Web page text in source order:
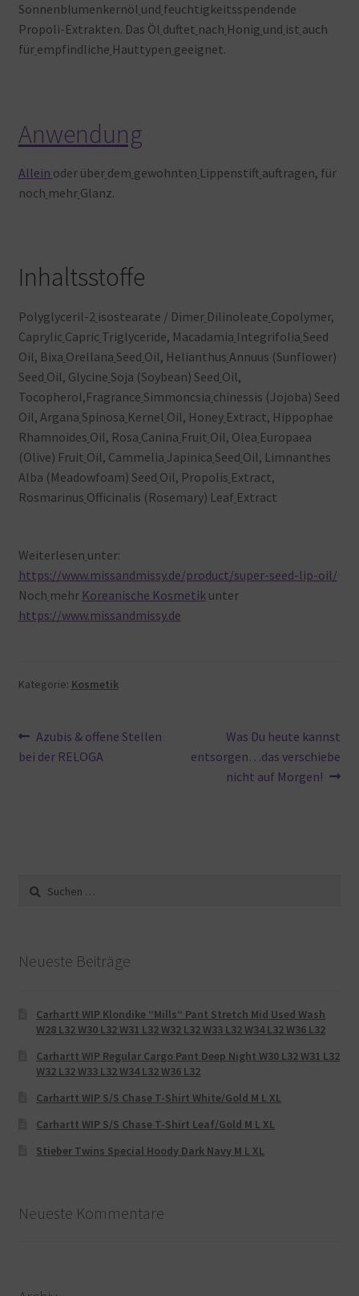
Sonnenblumenkernöl und feuchtigkeitsspendende
Propoli-Extrakten. Das Öl duftet nach Honig und ist auch
für empfindliche Hauttypen geeignet.
Anwendung
Allein oder über dem gewohnten Lippenstift auftragen, für
noch mehr Glanz.
Inhaltsstoffe
Polyglyceril-2 isostearate / Dimer Dilinoleate Copolymer,
Caprylic Capric Triglyceride, Macadamia Integrifolia Seed
Oil, Bixa Orellana Seed Oil, Helianthus Annuus (Sunflower)
Seed Oil, Glycine Soja (Soybean) Seed Oil,
Tocopherol,Fragrance Simmoncsia chinessis (Jojoba) Seed
Oil, Argana Spinosa Kernel Oil, Honey Extract, Hippophae
Rhamnoides Oil, Rosa Canina Fruit Oil, Olea Europaea
(Olive) Fruit Oil, Cammelia Japinica Seed Oil, Limnanthes
Alba (Meadowfoam) Seed Oil, Propolis Extract,
Rosmarinus Officinalis (Rosemary) Leaf Extract
Weiterlesen unter:
https://www.missandmissy.de/product/super-seed-lip-oil/
Noch mehr Koreanische Kosmetikunter
https://www.missandmissy.de
Kategorie: Kosmetik
Beitragsnavigation
Vorheriger
Beitrag:
Azubis & offene Stellen
bei der RELOGA
Nächster
Beitrag:
Was Du heute kannst
entsorgen…das verschiebe
nicht auf Morgen!
Suche
nach:
Neueste Beiträge
Carhartt WIP Klondike “Mills“ Pant Stretch Mid Used Wash
W28 L32 W30 L32 W31 L32 W32 L32 W33 L32 W34 L32 W36 L32
Carhartt WIP Regular Cargo Pant Deep Night W30 L32 W31 L32
W32 L32 W33 L32 W34 L32 W36 L32
Carhartt WIP S/S Chase T-Shirt White/Gold M L XL
Carhartt WIP S/S Chase T-Shirt Leaf/Gold M L XL
Stieber Twins Special Hoody Dark Navy M L XL
Neueste Kommentare